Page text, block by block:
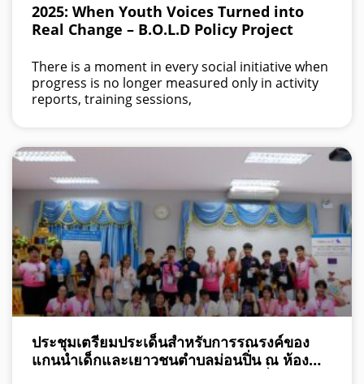
2025: When Youth Voices Turned into
Real Change – B.O.L.D Policy Project
There is a moment in every social initiative when
progress is no longer measured only in activity
reports, training sessions,
ประชุมเตรียมประเด็นสำหรับการรณรงค์ของ
แกนนำเด็กและเยาวชนตำบลม่อนปิ่น ณ ห้อง